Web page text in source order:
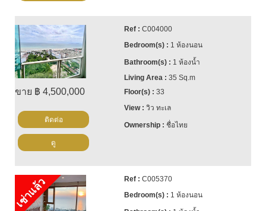
ขาย ฿ 4,500,000
C004000
1 ห้องนอน
1 ห้องน้ำ
35 Sq.m
33
วิว ทะเล
ชื่อไทย
ติดต่อ
ดู
เช่าแล้ว
C005370
1 ห้องนอน